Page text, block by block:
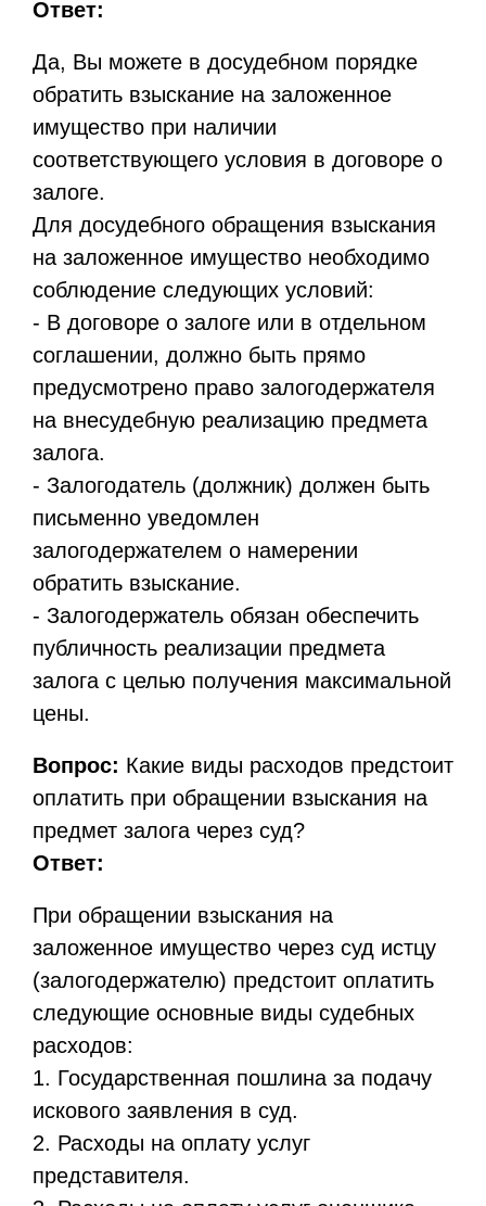
Ответ:
Да, Вы можете в досудебном порядке
обратить взыскание на заложенное
имущество при наличии
соответствующего условия в договоре о
залоге.
Для досудебного обращения взыскания
на заложенное имущество необходимо
соблюдение следующих условий:
- В договоре о залоге или в отдельном
соглашении, должно быть прямо
предусмотрено право залогодержателя
на внесудебную реализацию предмета
залога.
- Залогодатель (должник) должен быть
письменно уведомлен
залогодержателем о намерении
обратить взыскание.
- Залогодержатель обязан обеспечить
публичность реализации предмета
залога с целью получения максимальной
цены.
Вопрос: Какие виды расходов предстоит
оплатить при обращении взыскания на
предмет залога через суд?
Ответ:
При обращении взыскания на
заложенное имущество через суд истцу
(залогодержателю) предстоит оплатить
следующие основные виды судебных
расходов:
1. Государственная пошлина за подачу
искового заявления в суд.
2. Расходы на оплату услуг
представителя.